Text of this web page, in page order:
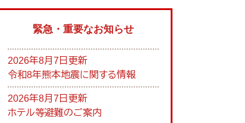
緊急・重要なお知らせ
2026年8月7日更新
令和8年熊本地震に関する情報
2026年8月7日更新
ホテル等避難のご案内